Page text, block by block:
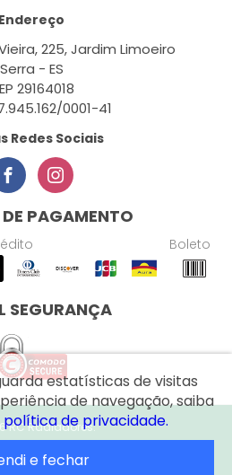
Endereço
225, Jardim Limoeiro
Serra - ES
29164018
0001-41
Redes Sociais
PAGAMENTO
Boleto
SEGURANÇA
estatísticas de visitas
de navegação, saiba
política de privacidade.
e fechar
RC Radiadores.